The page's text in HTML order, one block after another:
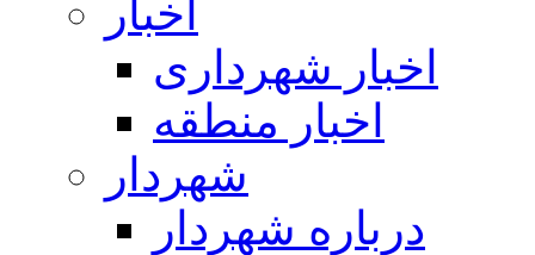
اخبار
اخبار شهرداری
اخبار منطقه
شهردار
درباره شهردار